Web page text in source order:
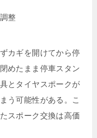
整
カギを開けてから停
めたまま停車スタン
とタイヤスポークが
う可能性がある。こ
スポーク交換は高価